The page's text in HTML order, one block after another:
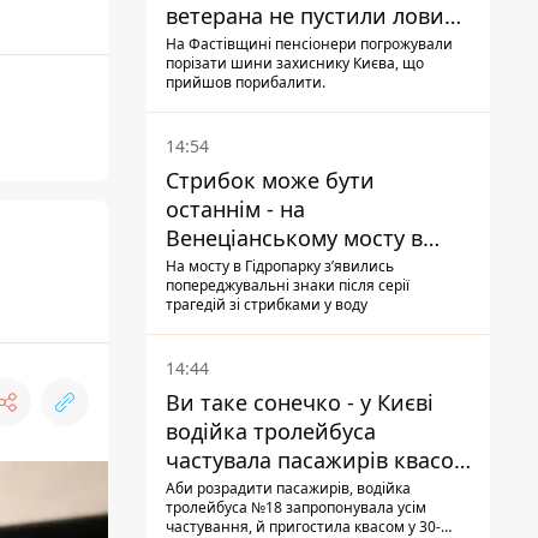
ветерана не пустили ловити
рибу в озері
На Фастівщині пенсіонери погрожували
порізати шини захиснику Києва, що
прийшов порибалити.
14:54
Стрибок може бути
останнім - на
Венеціанському мосту в
Гідропарку встановили
таблички для відчайдухів
На мосту в Гідропарку зʼявились
попереджувальні знаки після серії
трагедій зі стрибками у воду
14:44
Ви таке сонечко - у Києві
водійка тролейбуса
частувала пасажирів квасом
під час знеструмлення
мережі
Аби розрадити пасажирів, водійка
тролейбуса №18 запропонувала усім
частування, й пригостила квасом у 30-